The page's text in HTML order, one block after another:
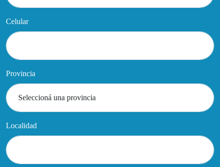
Celular
Provincia
Localidad